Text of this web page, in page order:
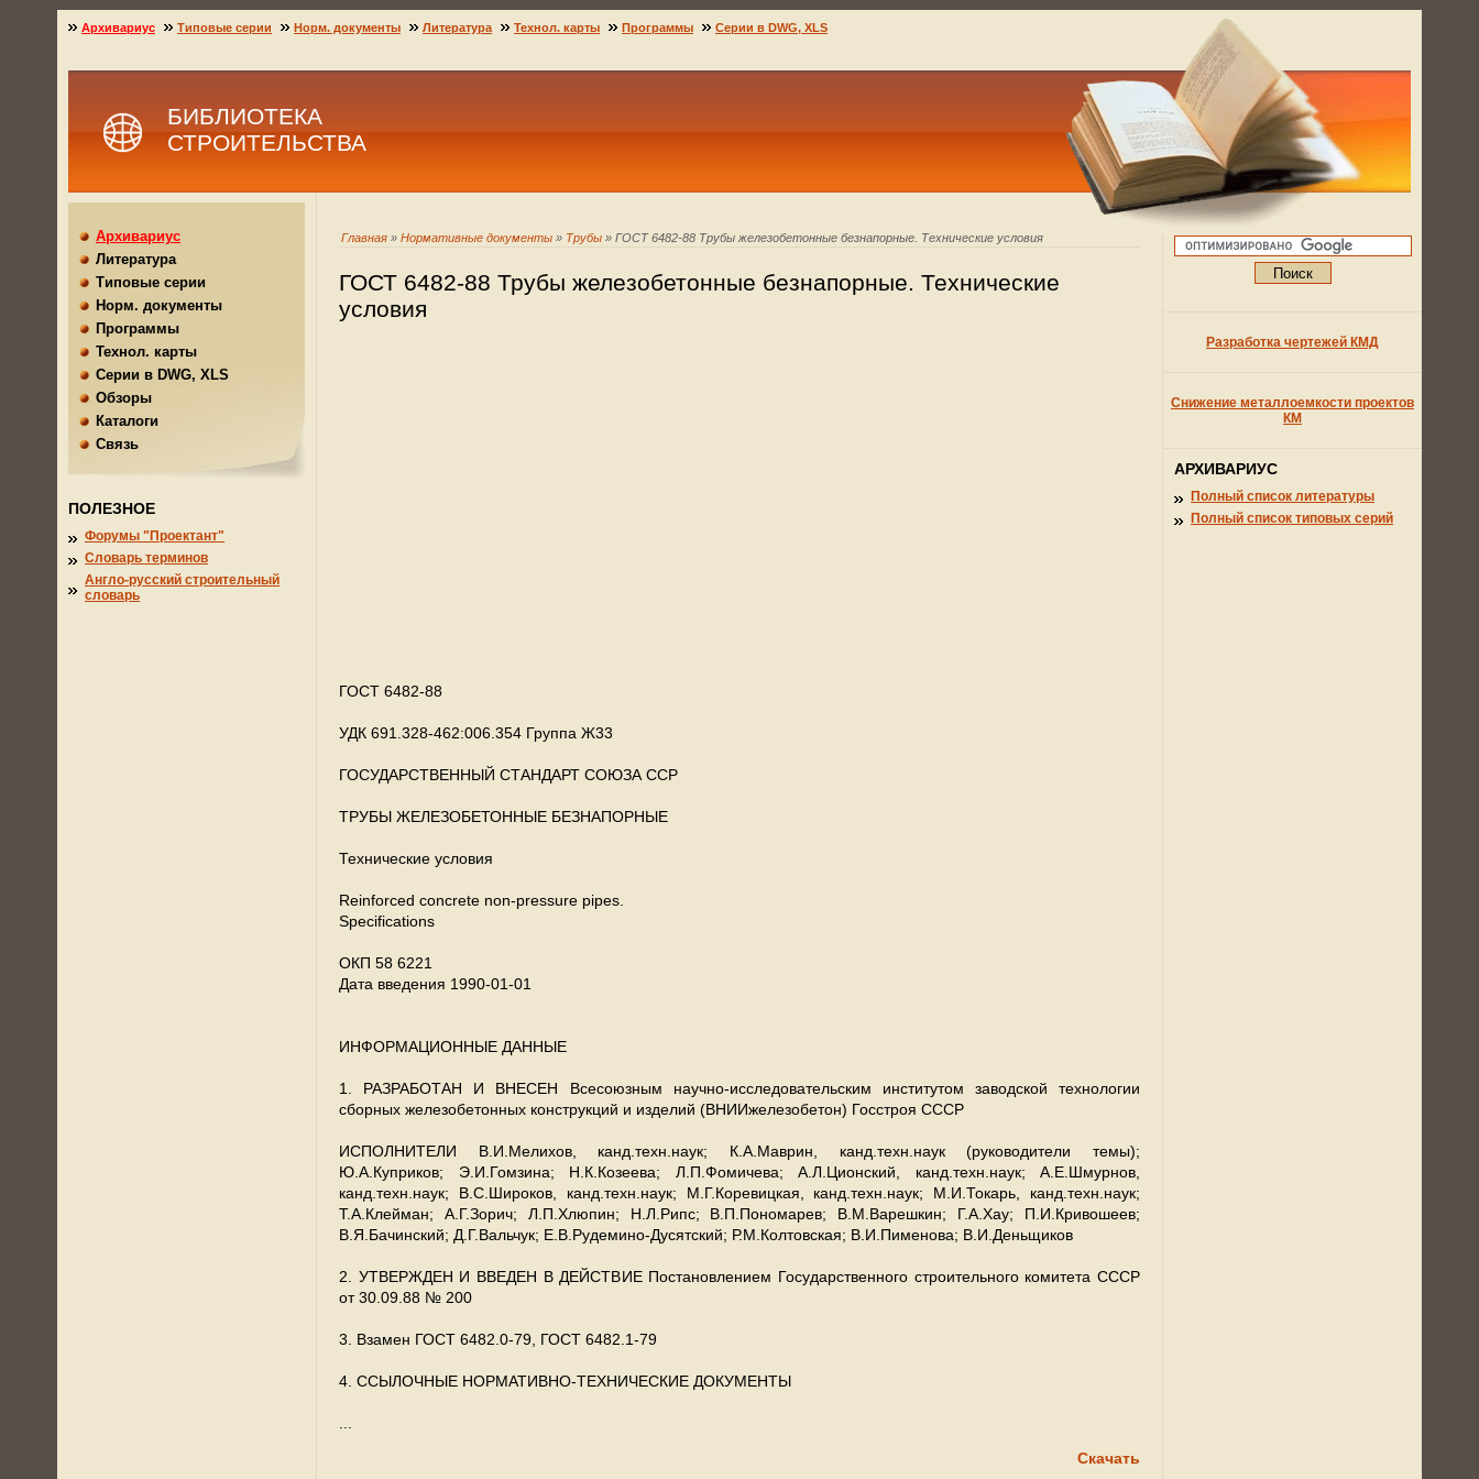
БИБЛИОТЕКА
СТРОИТЕЛЬСТВА
Главная » Нормативные документы » Трубы » ГОСТ 6482-88 Трубы железобетонные безнапорные. Технические условия
ГОСТ 6482-88 Трубы железобетонные безнапорные. Технические
условия
ГОСТ 6482-88
УДК 691.328-462:006.354 Группа Ж33
ГОСУДАРСТВЕННЫЙ СТАНДАРТ СОЮЗА ССР
ТРУБЫ ЖЕЛЕЗОБЕТОННЫЕ БЕЗНАПОРНЫЕ
Технические условия
Reinforced concrete non-pressure pipes.
Specifications
ОКП 58 6221
Дата введения 1990-01-01
ИНФОРМАЦИОННЫЕ ДАННЫЕ
1. РАЗРАБОТАН И ВНЕСЕН Всесоюзным научно-исследовательским институтом заводской технологии
сборных железобетонных конструкций и изделий (ВНИИжелезобетон) Госстроя СССР
ИСПОЛНИТЕЛИ В.И.Мелихов, канд.техн.наук; К.А.Маврин, канд.техн.наук (руководители темы);
Ю.А.Куприков; Э.И.Гомзина; Н.К.Козеева; Л.П.Фомичева; А.Л.Ционский, канд.техн.наук; А.Е.Шмурнов,
канд.техн.наук; В.С.Широков, канд.техн.наук; М.Г.Коревицкая, канд.техн.наук; М.И.Токарь, канд.техн.наук;
Т.А.Клейман; А.Г.Зорич; Л.П.Хлюпин; Н.Л.Рипс; В.П.Пономарев; В.М.Варешкин; Г.А.Хау; П.И.Кривошеев;
В.Я.Бачинский; Д.Г.Вальчук; Е.В.Рудемино-Дусятский; Р.М.Колтовская; В.И.Пименова; В.И.Деньщиков
2. УТВЕРЖДЕН И ВВЕДЕН В ДЕЙСТВИЕ Постановлением Государственного строительного комитета СССР
от 30.09.88 № 200
3. Взамен ГОСТ 6482.0-79, ГОСТ 6482.1-79
4. ССЫЛОЧНЫЕ НОРМАТИВНО-ТЕХНИЧЕСКИЕ ДОКУМЕНТЫ
Скачать
Архивариус Типовые серии Норм. документы Литература Технол. карты Программы Серии в DWG, XLS
Архивариус
Литература
Типовые серии
Норм. документы
Программы
Технол. карты
Серии в DWG, XLS
Обзоры
Каталоги
Связь
ПОЛЕЗНОЕ
Форумы "Проектант"
Словарь терминов
Англо-русский строительный
словарь
Разработка чертежей КМД
Снижение металлоемкости проектов
КМ
АРХИВАРИУС
Полный список литературы
Полный список типовых серий